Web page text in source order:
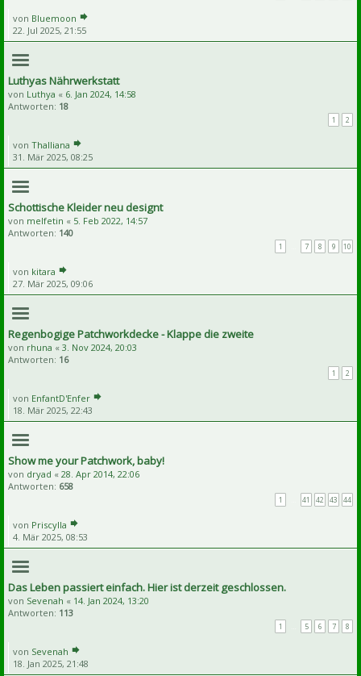
von Bluemoon
22. Jul 2025, 21:55
Luthyas Nährwerkstatt
von Luthya « 6. Jan 2024, 14:58
Antworten: 18
1 2
von Thalliana
31. Mär 2025, 08:25
Schottische Kleider neu designt
von melfetin « 5. Feb 2022, 14:57
Antworten: 140
1 7 8 9 10
von kitara
27. Mär 2025, 09:06
Regenbogige Patchworkdecke - Klappe die zweite
von rhuna « 3. Nov 2024, 20:03
Antworten: 16
1 2
von EnfantD'Enfer
18. Mär 2025, 22:43
Show me your Patchwork, baby!
von dryad « 28. Apr 2014, 22:06
Antworten: 658
1 41 42 43 44
von Priscylla
4. Mär 2025, 08:53
Das Leben passiert einfach. Hier ist derzeit geschlossen.
von Sevenah « 14. Jan 2024, 13:20
Antworten: 113
1 5 6 7 8
von Sevenah
18. Jan 2025, 21:48